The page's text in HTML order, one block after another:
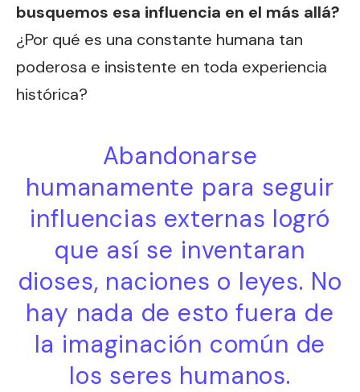
busquemos esa influencia en el más allá?
¿Por qué es una constante humana tan
poderosa e insistente en toda experiencia
histórica?
Abandonarse
humanamente para seguir
influencias externas logró
que así se inventaran
dioses, naciones o leyes. No
hay nada de esto fuera de
la imaginación común de
los seres humanos.